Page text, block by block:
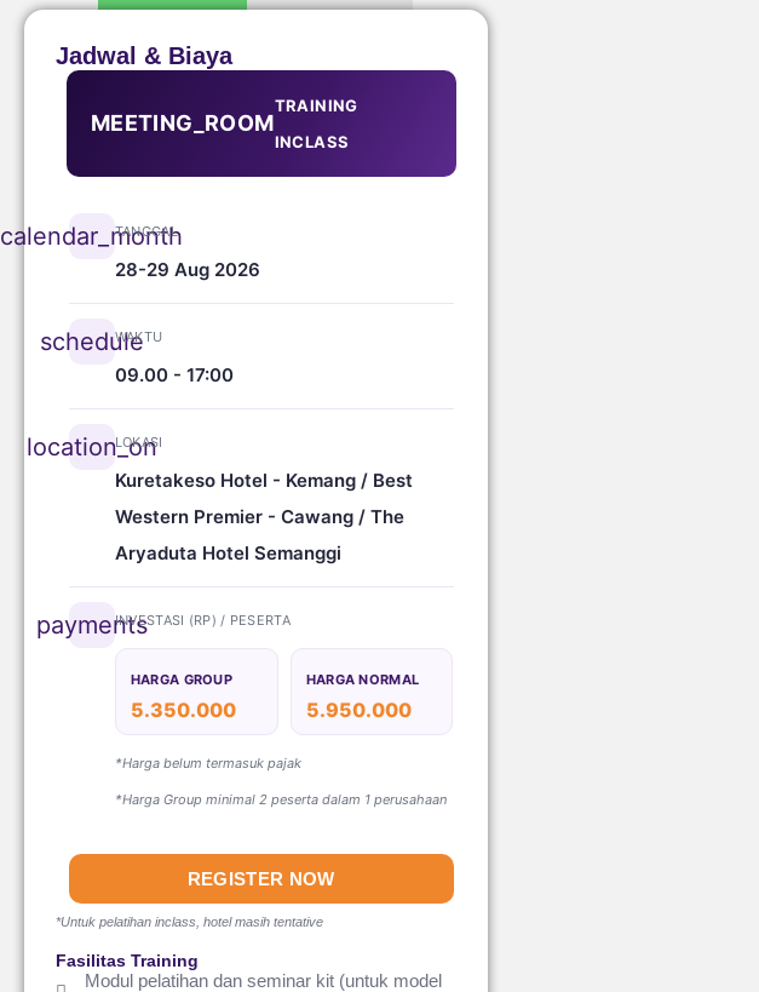
Jadwal & Biaya
MEETING_ROOM
TRAINING
INCLASS
calendar_month
TANGGAL
28-29 Aug 2026
schedule
WAKTU
09.00 - 17:00
location_on
LOKASI
Kuretakeso Hotel - Kemang / Best
Western Premier - Cawang / The
Aryaduta Hotel Semanggi
paymentsINVESTASI (RP) / PESERTA
HARGA GROUP
5.350.000
HARGA NORMAL
5.950.000
*Harga belum termasuk pajak
*Harga Group minimal 2 peserta dalam 1 perusahaan
REGISTER NOW
*Untuk pelatihan inclass, hotel masih tentative
Fasilitas Training
Modul pelatihan dan seminar kit (untuk model